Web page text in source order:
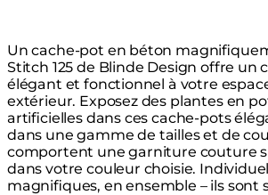
Un cache-pot en béton
Stitch 125 de Blinde Design offre un
élégant et fonctionnel à votre
extérieur. Exposez des plantes en
artificielles dans ces cache-pots
dans une gamme de tailles et de
comportent une garniture couture
dans votre couleur choisie.
magnifiques, en ensemble – ils sont